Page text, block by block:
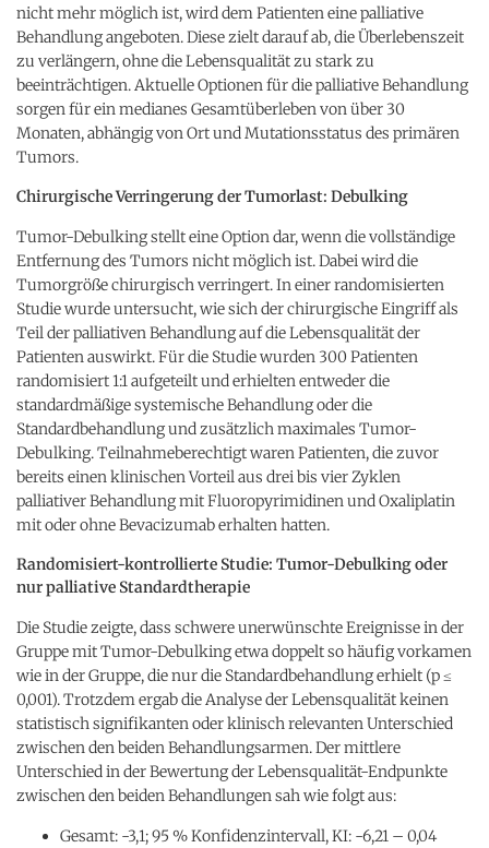
nicht mehr möglich ist, wird dem Patienten eine palliative
Behandlung angeboten. Diese zielt darauf ab, die Überlebenszeit
zu verlängern, ohne die Lebensqualität zu stark zu
beeinträchtigen. Aktuelle Optionen für die palliative Behandlung
sorgen für ein medianes Gesamtüberleben von über 30
Monaten, abhängig von Ort und Mutationsstatus des primären
Tumors.
Chirurgische Verringerung der Tumorlast: Debulking
Tumor-Debulking stellt eine Option dar, wenn die vollständige
Entfernung des Tumors nicht möglich ist. Dabei wird die
Tumorgröße chirurgisch verringert. In einer randomisierten
Studie wurde untersucht, wie sich der chirurgische Eingriff als
Teil der palliativen Behandlung auf die Lebensqualität der
Patienten auswirkt. Für die Studie wurden 300 Patienten
randomisiert 1:1 aufgeteilt und erhielten entweder die
standardmäßige systemische Behandlung oder die
Standardbehandlung und zusätzlich maximales Tumor-
Debulking. Teilnahmeberechtigt waren Patienten, die zuvor
bereits einen klinischen Vorteil aus drei bis vier Zyklen
palliativer Behandlung mit Fluoropyrimidinen und Oxaliplatin
mit oder ohne Bevacizumab erhalten hatten.
Randomisiert-kontrollierte Studie: Tumor-Debulking oder
nur palliative Standardtherapie
Die Studie zeigte, dass schwere unerwünschte Ereignisse in der
Gruppe mit Tumor-Debulking etwa doppelt so häufig vorkamen
wie in der Gruppe, die nur die Standardbehandlung erhielt (p ≤
0,001). Trotzdem ergab die Analyse der Lebensqualität keinen
statistisch signifikanten oder klinisch relevanten Unterschied
zwischen den beiden Behandlungsarmen. Der mittlere
Unterschied in der Bewertung der Lebensqualität-Endpunkte
zwischen den beiden Behandlungen sah wie folgt aus:
Gesamt: -3,1; 95 % Konfidenzintervall, KI: -6,21 – 0,04